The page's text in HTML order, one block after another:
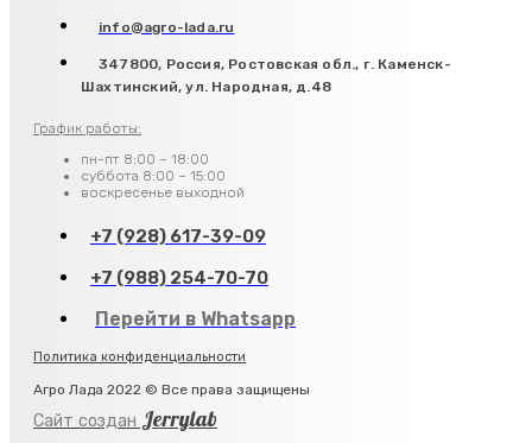
info@agro-lada.ru
347800, Россия, Ростовская обл., г. Каменск-
Шахтинский, ул. Народная, д.48
График работы:
пн-пт 8:00 – 18:00
суббота 8:00 – 15:00
воскресенье выходной
+7 (928) 617-39-09
+7 (988) 254-70-70
Перейти в Whatsapp
Политика конфиденциальности
Агро Лада 2022 © Все права защищены
Сайт создан Jerrylab